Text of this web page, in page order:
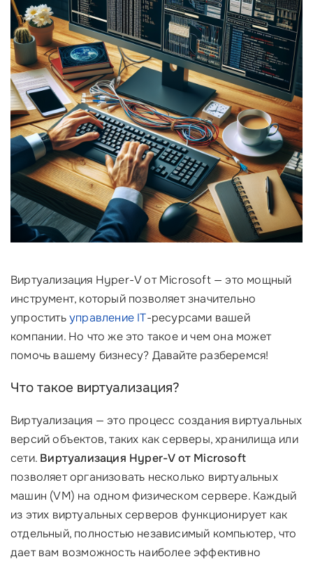
Виртуализация Hyper-V от Microsoft — это мощный
инструмент, который позволяет значительно
упроститьуправление IT-ресурсами вашей
компании. Но что же это такое и чем она может
помочь вашему бизнесу? Давайте разберемся!
Что такое виртуализация?
Виртуализация — это процесс создания виртуальных
версий объектов, таких как серверы, хранилища или
сети. Виртуализация Hyper-V от Microsoft
позволяет организовать несколько виртуальных
машин (VM) на одном физическом сервере. Каждый
из этих виртуальных серверов функционирует как
отдельный, полностью независимый компьютер, что
дает вам возможность наиболее эффективно